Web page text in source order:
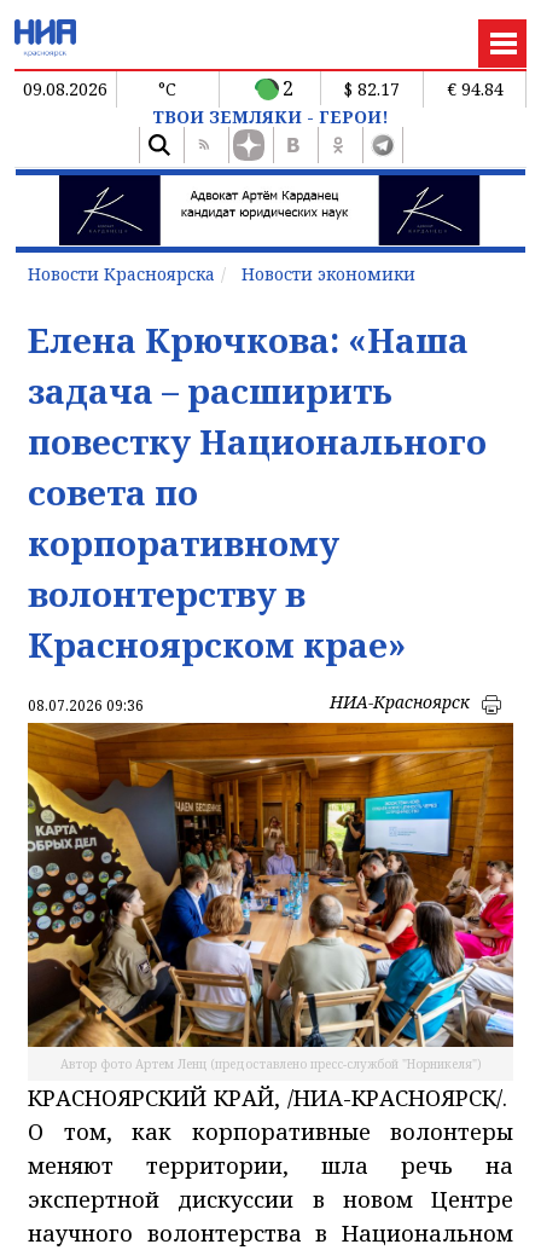
09.08.2026 °C 2 $ 82.17
€ 94.84
ТВОИ ЗЕМЛЯКИ - ГЕРОИ!
Новости Красноярска Новости экономики
Елена Крючкова: «Наша
задача – расширить
повестку Национального
совета по
корпоративному
волонтерству в
Красноярском крае»
08.07.2026 09:36 НИА-Красноярск
Автор фото Артем Ленц (предоставлено пресс-службой "Норникеля")
КРАСНОЯРСКИЙ КРАЙ, /НИА-КРАСНОЯРСК/.
О том, как корпоративные волонтеры
меняют территории, шла речь на
экспертной дискуссии в новом Центре
научного волонтерства в Национальном